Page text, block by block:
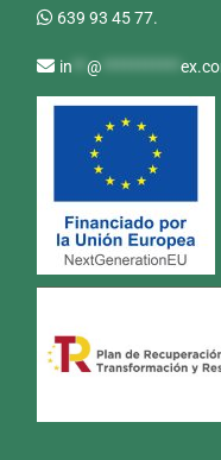
639 93 45 77.
in **@ ***********